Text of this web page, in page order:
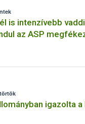
is intenzívebb
az ASP
igazolta a